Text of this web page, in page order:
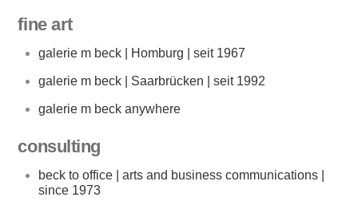
fine art
galerie m beck | Homburg | seit 1967
galerie m beck | Saarbrücken | seit 1992
galerie m beck anywhere
consulting
beck to office | arts and business communications |
since 1973